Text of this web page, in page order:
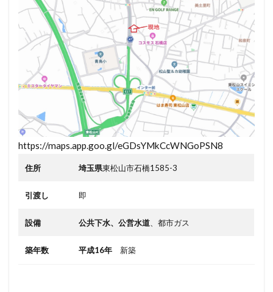
https://maps.app.goo.gl/eGDsYMkCcWNGoPSN8
住所 埼玉県東松山市石橋1585-3
引渡し 即
設備 公共下水、公営水道 、都市ガス
築年数 平成16年 新築